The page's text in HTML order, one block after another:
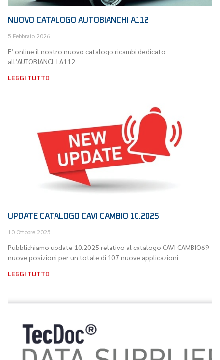
NUOVO CATALOGO AUTOBIANCHI A112
5 Febbraio 2026
E’ online il nostro nuovo catalogo ricambi dedicato
all’AUTOBIANCHI A112
LEGGI TUTTO
UPDATE CATALOGO CAVI CAMBIO 10.2025
10 Ottobre 2025
Pubblichiamo update 10.2025 relativo al catalogo CAVI CAMBIO69
nuove posizioni per un totale di 107 nuove applicazioni
LEGGI TUTTO